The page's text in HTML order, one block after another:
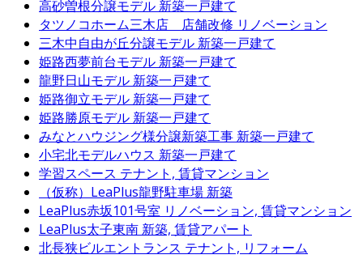
高砂曽根分譲モデル 新築一戸建て
タツノコホーム三木店 店舗改修 リノベーション
三木中自由が丘分譲モデル 新築一戸建て
姫路西夢前台モデル 新築一戸建て
龍野日山モデル 新築一戸建て
姫路御立モデル 新築一戸建て
姫路勝原モデル 新築一戸建て
みなとハウジング様分譲新築工事 新築一戸建て
小宅北モデルハウス 新築一戸建て
学習スペース テナント, 賃貸マンション
（仮称）LeaPlus龍野駐車場 新築
LeaPlus赤坂101号室 リノベーション, 賃貸マンション
LeaPlus太子東南 新築, 賃貸アパート
北長狭ビルエントランス テナント, リフォーム